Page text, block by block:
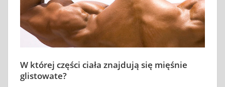
W której części ciała znajdują się mięśnie
glistowate?